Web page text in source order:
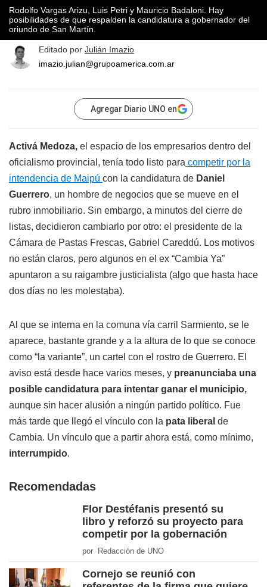
Rodolfo Vargas Arizu, Luis Petri y Mauricio Badaloni. Hay
posibilidades de que respalden la candidatura a gobernador del
oriundo de San Martín.
Editado por Julián Imazio
imazio.julian@grupoamerica.com.ar
Agregar Diario UNO en
Activá Medoza, el espacio de los empresarios dentro del
oficialismo provincial, tenía todo listo para competir por la
intendencia de Maipú con la candidatura de Daniel
Guerrero, un hombre de negocios que se mueve en el
rubro inmobiliario. Sin embargo, a minutos del cierre de
listas, decidieron cambiarlo por otro: el presidente de la
Cámara de Pastas Frescas, Gabriel Careddú. Los motivos
no están claros, pero algunos en el ex “Cambia Ya”
apuntaron a su raigambre justicialista (algo que hasta hace
dos días no les molestaba).
Al que se interna en la comuna vía carril Sarmiento, se le
aparece, bastante grande y a la altura de lo que se conoce
como “la variante”, un cartel con el rostro de Guerrero. El
aviso está desde hace varios meses, y preanunciaba una
posible candidatura para intentar ganar el municipio,
aunque sin hacer alusión a ningún partido político. Fue
más tarde que llegó el vínculo con la pata liberal de
Cambia. Un vínculo que a partir ahora está, como mínimo,
interrumpido.
Recomendadas
Flor Destéfanis presentó su
libro y reforzó su proyecto para
competir por la gobernación
por Redacción de UNO
Cornejo se reunió con